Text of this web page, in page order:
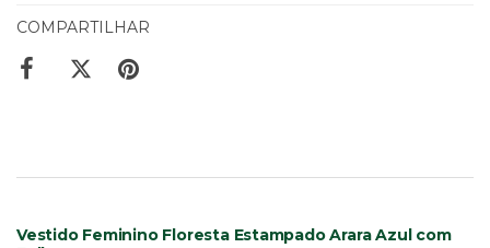
COMPARTILHAR
Vestido Feminino Floresta Estampado Arara Azul com